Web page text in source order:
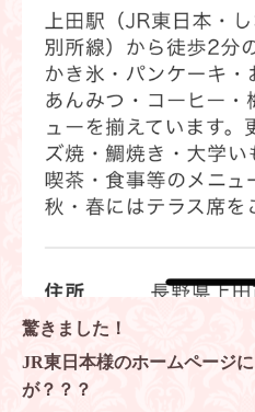
驚きました！
JR東日本様のホームページ
が？？？